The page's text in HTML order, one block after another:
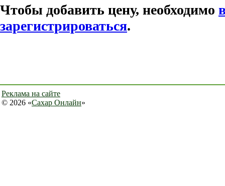
Чтобы добавить цену, необходимо
зарегистрироваться.
Реклама на сайте
© 2026 «Сахар Онлайн»